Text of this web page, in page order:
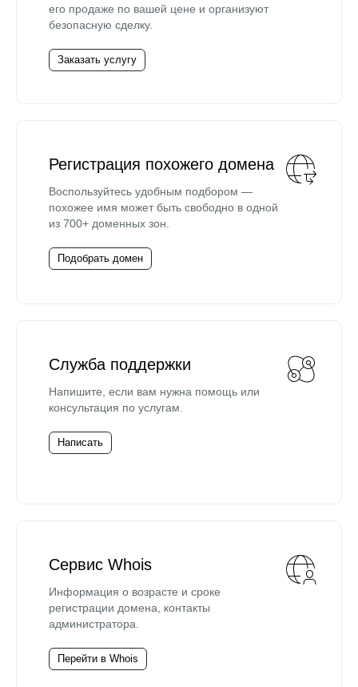
его продаже по вашей цене и организуют
безопасную сделку.
Заказать услугу
Регистрация похожего домена
Воспользуйтесь удобным подбором —
похожее имя может быть свободно в одной
из 700+ доменных зон.
Подобрать домен
Служба поддержки
Напишите, если вам нужна помощь или
консультация по услугам.
Написать
Сервис Whois
Информация о возрасте и сроке
регистрации домена, контакты
администратора.
Перейти в Whois